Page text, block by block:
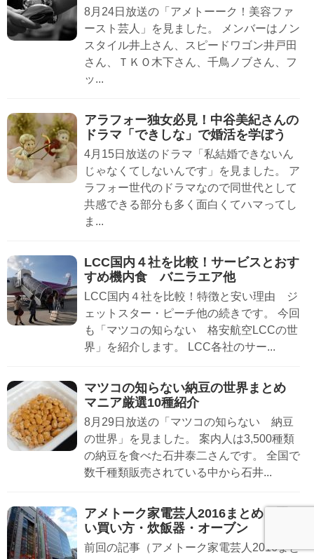
8月24日放送の「アメトーーク！美容ファ
ースト芸人」を見ました。 メンバーはノン
スタイル井上さん、スピードワゴン井戸田
さん、ＴＫＯ木下さん、千鳥ノブさん、フ
ッ...
アラフォー独女必見！中谷美紀さんの
ドラマ「できしな」で婚活を学ぼう
4月15日放送のドラマ「私結婚できないん
じゃなくてしないんです」を見ました。 ア
ラフォー世代のドラマなので同世代として
共感できる部分も多く面白くてハマってし
ま...
LCC国内４社を比較！サービスとおす
すめ機内食 バニラエア他
LCC国内４社を比較！特徴と安い理由 ジ
ェットスター・ピーチ他の続きです。 今回
も「マツコの知らない 格安航空LCCの世
界」を紹介します。 LCC各社のサー...
マツコの知らない納豆の世界まとめ
マニア厳選10種紹介
8月29日放送の「マツコの知らない 納豆
の世界」を見ました。 案内人は3,500種類
の納豆を食べた石井泰二さんです。 全国で
数千種類販売されている中から石井...
アメトーク家電芸人2016まとめ 賢
い買い方・炊飯器・オーブン
前回の記事（アメトーク家電芸人2016まと